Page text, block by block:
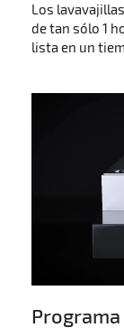
Los
de tan sólo 1
lista en un